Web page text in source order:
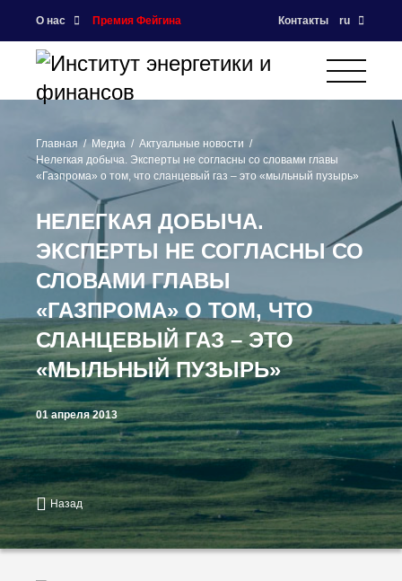
О нас Премия Фейгина Контакты ru
Главная Медиа
Актуальные новости
Нелегкая добыча. Эксперты не согласны со словами главы
«Газпрома» о том, что сланцевый газ – это «мыльный пузырь»
НЕЛЕГКАЯ ДОБЫЧА.
ЭКСПЕРТЫ НЕ СОГЛАСНЫ СО
СЛОВАМИ ГЛАВЫ
«ГАЗПРОМА» О ТОМ, ЧТО
СЛАНЦЕВЫЙ ГАЗ – ЭТО
«МЫЛЬНЫЙ ПУЗЫРЬ»
01 апреля 2013
Назад